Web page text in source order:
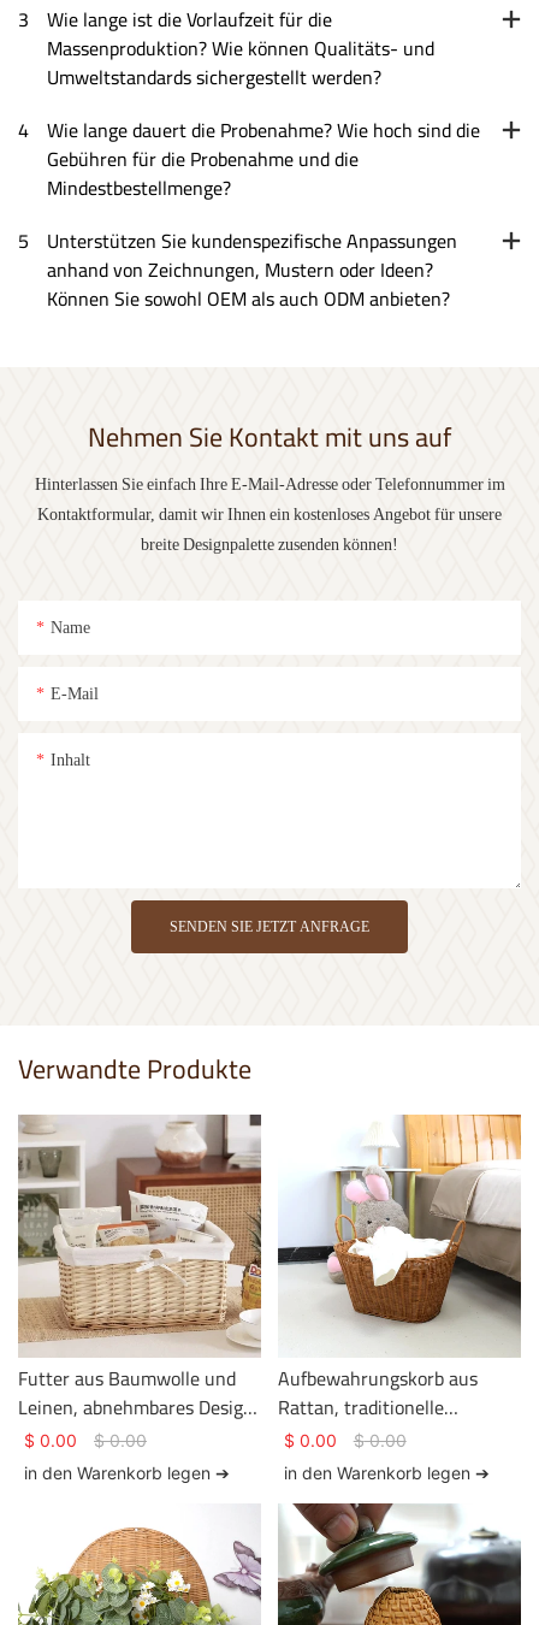
3 Wie lange ist die Vorlaufzeit für die
Massenproduktion? Wie können Qualitäts- und
Umweltstandards sichergestellt werden?
4 Wie lange dauert die Probenahme? Wie hoch sind die
Gebühren für die Probenahme und die
Mindestbestellmenge?
5 Unterstützen Sie kundenspezifische Anpassungen
anhand von Zeichnungen, Mustern oder Ideen?
Können Sie sowohl OEM als auch ODM anbieten?
Nehmen Sie Kontakt mit uns auf
Hinterlassen Sie einfach Ihre E-Mail-Adresse oder Telefonnummer im
Kontaktformular, damit wir Ihnen ein kostenloses Angebot für unsere
breite Designpalette zusenden können!
Name
E-Mail
Inhalt
SENDEN SIE JETZT ANFRAGE
Verwandte Produkte
Futter aus Baumwolle und
Leinen, abnehmbares Design,
Aufbewahrungskorb aus
geflochtenem Rattan.
$ 0.00 $0.00
in den Warenkorb legen ➔
Aufbewahrungskorb aus
Rattan, traditionelle
Rattanflechtkunst,
Kleideraufbewahrung,
$ 0.00 $0.00
in den Warenkorb legen ➔